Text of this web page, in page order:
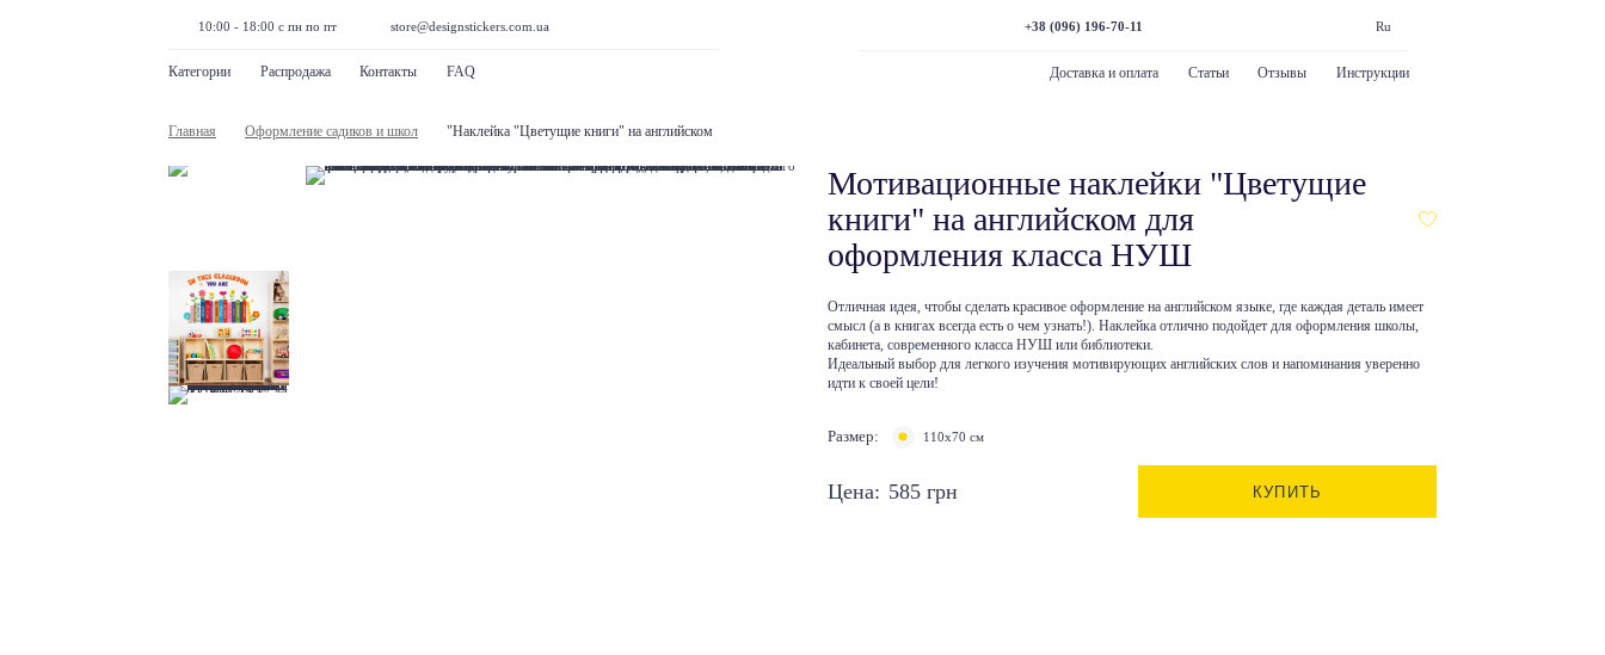
10:00 - 18:00 с пн по пт store@designstickers.com.ua
Категории Распродажа Контакты FAQ
+38 (096) 196-70-11 Ru
Доставка и оплата Статьи Отзывы Инструкции
Главная Оформление садиков и школ "Наклейка "Цветущие книги" на английском
Мотивационные наклейки "Цветущие
книги" на английском для
оформления класса НУШ
Отличная идея, чтобы сделать красивое оформление на английском языке, где каждая деталь имеет
смысл (а в книгах всегда есть о чем узнать!). Наклейка отлично подойдет для оформления школы,
кабинета, современного класса НУШ или библиотеки.
Идеальный выбор для легкого изучения мотивирующих английских слов и напоминания уверенно
идти к своей цели!
Размер: 110х70 см
Цена: 585 грн КУПИТЬ